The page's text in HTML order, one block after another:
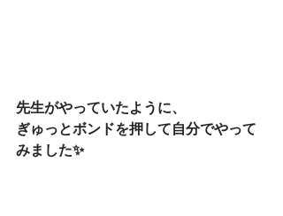
先生がやっていたように、
ぎゅっとボンドを押して自分でやって
みました✨